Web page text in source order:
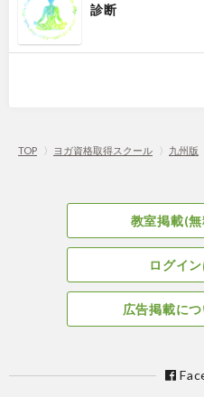
診断
TOP 〉 ヨガ資格取得スクール 〉 九州版
教室掲載(
ログイ
広告掲載に